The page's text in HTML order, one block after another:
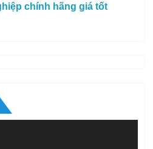
chính hãng giá tốt